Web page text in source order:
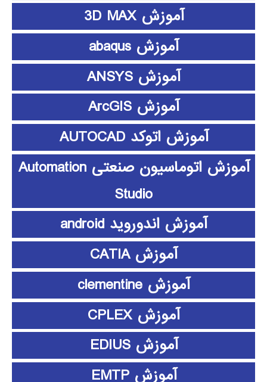
آموزش 3D MAX
آموزش abaqus
آموزش ANSYS
آموزش ArcGIS
آموزش اتوکد AUTOCAD
آموزش اتوماسیون صنعتی Automation
Studio
آموزش اندوروید android
آموزش CATIA
آموزش clementine
آموزش CPLEX
آموزش EDIUS
آموزش EMTP